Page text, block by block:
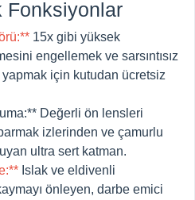
Fonksiyonlar
15x gibi yüksek
engellemek ve sarsıntısız
için kutudan ücretsiz
Değerli ön lensleri
izlerinden ve çamurlu
ultra sert katman.
Islak ve eldivenli
önleyen, darbe emici